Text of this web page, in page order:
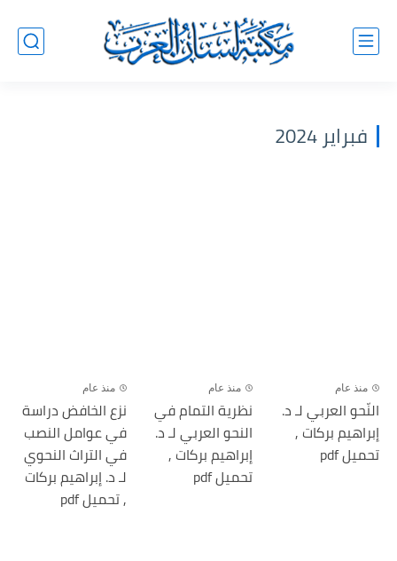
فبراير 2024
منذ عام
النّحو العربي لـ د.
إبراهيم بركات ,
تحميل pdf
منذ عام
نظرية التمام في
النحو العربي لـ د.
إبراهيم بركات ,
تحميل pdf
منذ عام
نزع الخافض دراسة
في عوامل النصب
في التراث النحوي
لـ د. إبراهيم بركات
, تحميل pdf